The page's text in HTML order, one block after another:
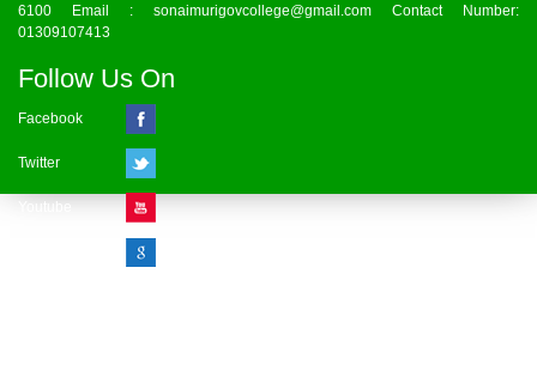
6100 Email : sonaimurigovcollege@gmail.com Contact Number:
01309107413
Follow Us On
Facebook
Twitter